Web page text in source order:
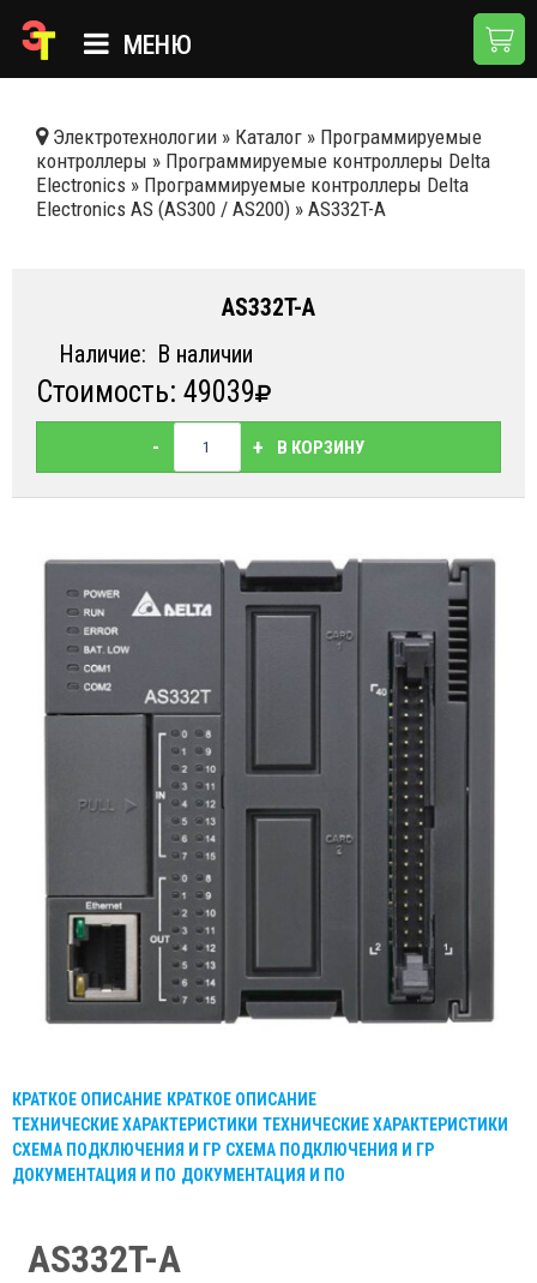
МЕНЮ
КАТАЛОГ
О КОМПАНИИ
ДОСТАВКА И ОПЛАТА
КОНТАКТЫ
Электротехнологии » Каталог » Программируемые
контроллеры » Программируемые контроллеры Delta
Electronics » Программируемые контроллеры Delta
Electronics AS (AS300 / AS200) » AS332T-A
AS332T-A
Наличие: В наличии
Стоимость: 49039
- + В КОРЗИНУ
КРАТКОЕ ОПИСАНИЕ КРАТКОЕ ОПИСАНИЕ
ТЕХНИЧЕСКИЕ ХАРАКТЕРИСТИКИ ТЕХНИЧЕСКИЕ ХАРАКТЕРИСТИКИ
СХЕМА ПОДКЛЮЧЕНИЯ И ГР СХЕМА ПОДКЛЮЧЕНИЯ И ГР
ДОКУМЕНТАЦИЯ И ПО ДОКУМЕНТАЦИЯ И ПО
AS332T-A